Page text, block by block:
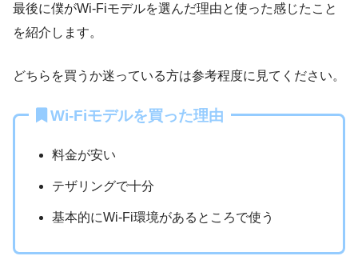
最後に僕がWi-Fiモデルを選んだ理由と使った感じたこと
を紹介します。
どちらを買うか迷っている方は参考程度に見てください。
Wi-Fiモデルを買った理由
料金が安い
テザリングで十分
基本的にWi-Fi環境があるところで使う